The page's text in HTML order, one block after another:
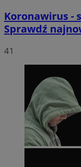
Koronawirus -
Sprawdź
41